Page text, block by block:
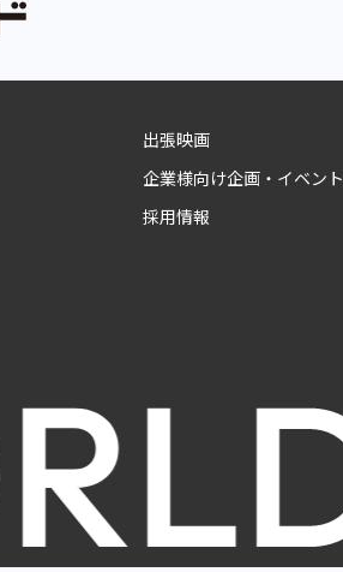
出張映画
企業様向け企画・イベント
採用情報